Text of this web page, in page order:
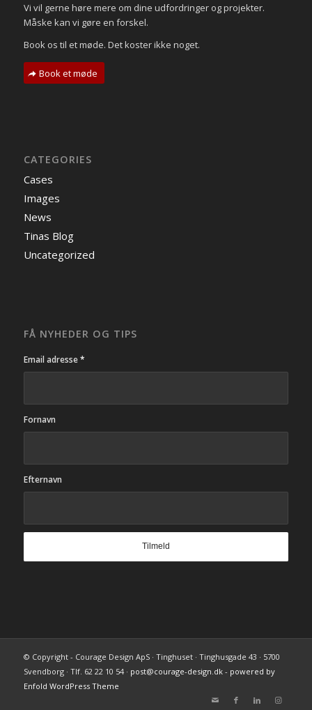
Vi vil gerne høre mere om dine udfordringer og projekter.
Måske kan vi gøre en forskel.
Book os til et møde. Det koster ikke noget.
Book et møde
CATEGORIES
Cases
Images
News
Tinas Blog
Uncategorized
FÅ NYHEDER OG TIPS
Email adresse*
Fornavn
Efternavn
© Copyright - Courage Design ApS · Tinghuset · Tinghusgade 43 · 5700
Svendborg · Tlf. 62 22 10 54 · post@courage-design.dk- powered by
Enfold WordPress Theme